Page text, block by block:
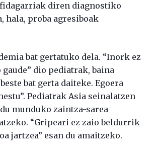
diren diagnostiko
hala, proba agresiboak
bat gertatuko dela. “Inork ez
dio pediatrak, baina
bat gerta daiteke. Egoera
Pediatrak Asia seinalatzen
munduko zaintza-sarea
“Gripeari ez zaio beldurrik
jartzea” esan du amaitzeko.